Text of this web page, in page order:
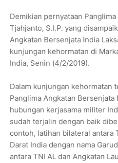
Demikian pernyataan
Tjahjanto, S.I.P. yang
Angkatan Bersenjata India
kunjungan kehormatan di
India, Senin (4/2/2019).
Dalam kunjungan kehormatan
Panglima Angkatan Bersenjata
hubungan kerjasama militer
sudah terjalin dengan baik
contoh, latihan bilateral antara
Darat India dengan nama
antara TNI AL dan Angkatan